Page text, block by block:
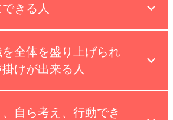
きる人
全体を盛り上げられ
けが出来る人
自ら考え、行動でき